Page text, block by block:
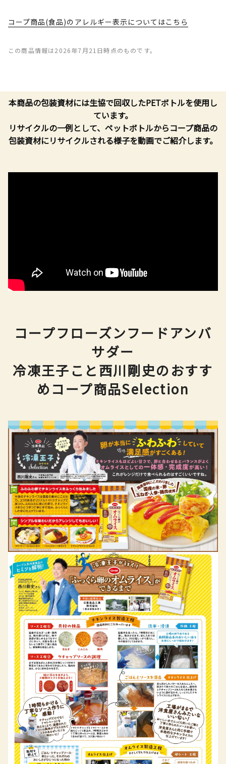
コープ商品(食品)のアレルギー表示についてはこちら
この商品情報は2026年7月21日時点のものです。
本商品の包装資材には生協で回収したPETボトルを使用し
ています。
リサイクルの一例として、ペットボトルからコープ商品の
包装資材にリサイクルされる様子を動画でご紹介します。
コープフローズンフードアンバ
サダー
冷凍王子こと西川剛史のおすす
めコープ商品Selection